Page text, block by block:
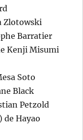
Zlotowski
Barratier
Kenji Misumi
Soto
Black
Petzold
de Hayao